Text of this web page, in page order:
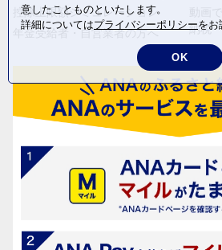
控除上限額シミュレーション
年金受給者・自営業者の方へ
納税
意したことものといたします。
詳細についてはプライバシーポリシーをお
OK